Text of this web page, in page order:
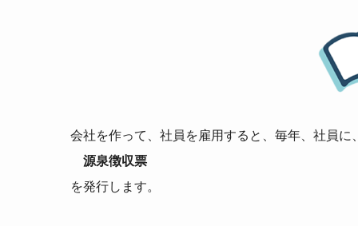
会社を作って、社員を雇用すると、毎年、社員に
源泉徴収票
を発行します。